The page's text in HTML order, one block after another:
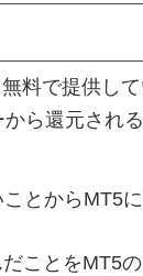
料で提供し
ら還元され
とからMT5
ことをMT5